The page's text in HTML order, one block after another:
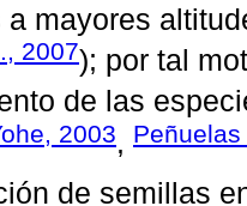
a mayores
2007); por tal
de las
2003,
de semillas